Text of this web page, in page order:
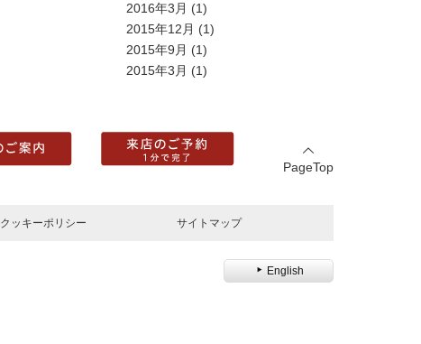
2016年3月 (1)
2015年12月 (1)
2015年9月 (1)
2015年3月 (1)
PageTop
クッキーポリシー サイトマップ
English